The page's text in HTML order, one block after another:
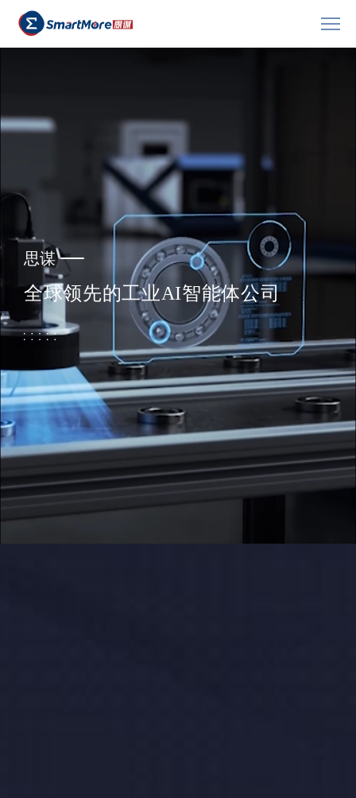
思谋
全球领先的工业AI智能体公司